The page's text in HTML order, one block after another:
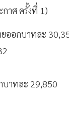
าศ ครั้งที่ 1)
ยออกบาทละ
บาทละ 29,850